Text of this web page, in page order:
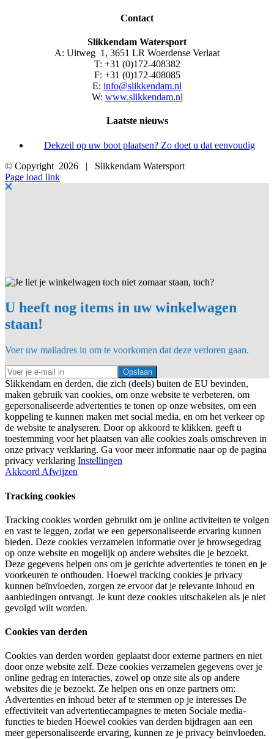
Contact
Slikkendam Watersport
A: Uitweg 1, 3651 LR Woerdense Verlaat
T: +31 (0)172-408382
F: +31 (0)172-408085
E: info@slikkendam.nl
W: www.slikkendam.nl
Laatste nieuws
Dekzeil op uw boot plaatsen? Zo doet u dat eenvoudig
© Copyright 2026 | Slikkendam Watersport
Facebook
Instagram
LinkedIn
YouTube
X
E-
mail
Page load link
U heeft nog items in uw winkelwagen
staan!
Voer uw mailadres in om te voorkomen dat deze verloren gaan.
Opslaan
Slikkendam en derden, die zich (deels) buiten de EU bevinden,
maken gebruik van cookies, om onze website te verbeteren, om
gepersonaliseerde advertenties te tonen op onze websites, om een
koppeling te kunnen maken met social media, en om het verkeer op
de website te analyseren. Door op akkoord te klikken, geeft u
toestemming voor het plaatsen van alle cookies zoals omschreven in
onze privacy verklaring. Ga voor meer informatie naar op de pagina
privacy verklaring Instellingen
Akkoord Afwijzen
Tracking cookies
Tracking cookies worden gebruikt om je online activiteiten te volgen
en vast te leggen, zodat we een gepersonaliseerde ervaring kunnen
bieden. Deze cookies verzamelen informatie over je browsegedrag
op onze website en mogelijk op andere websites die je bezoekt.
Deze gegevens helpen ons om je gerichte advertenties te tonen en je
voorkeuren te onthouden. Hoewel tracking cookies je privacy
kunnen beïnvloeden, zorgen ze ervoor dat je relevante inhoud en
aanbiedingen ontvangt. Je kunt deze cookies uitschakelen als je niet
gevolgd wilt worden.
Cookies van derden
Cookies van derden worden geplaatst door externe partners en niet
door onze website zelf. Deze cookies verzamelen gegevens over je
online gedrag en interacties, zowel op onze site als op andere
websites die je bezoekt. Ze helpen ons en onze partners om:
Advertenties en inhoud beter af te stemmen op je interesses De
effectiviteit van advertentiecampagnes te meten Sociale media-
functies te bieden Hoewel cookies van derden bijdragen aan een
meer gepersonaliseerde ervaring, kunnen ze je privacy beïnvloeden.